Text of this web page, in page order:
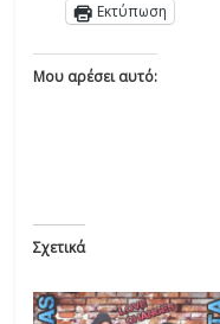
Εκτύπωση
Μου αρέσει αυτό:
Σχετικά